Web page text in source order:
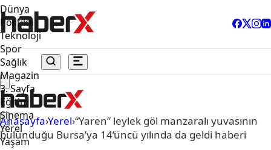
Dünya
Politika
Teknoloji
Spor
Sağlık
Magazin
3. Sayfa
Eğitim
Sinema
Yerel
Yaşam
Anasayfa›Yerel›“Yaren” leylek göl manzaralı yuvasının
bulunduğu Bursa’ya 14’üncü yılında da geldi haberi